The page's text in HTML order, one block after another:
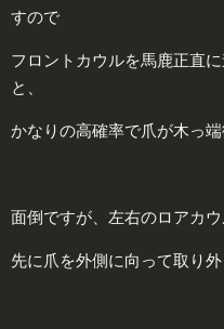
すので
フロントカウルを馬鹿正直
と、
かなりの高確率で爪が木っ端
面倒ですが、左右のロアカ
先に爪を外側に向って取り